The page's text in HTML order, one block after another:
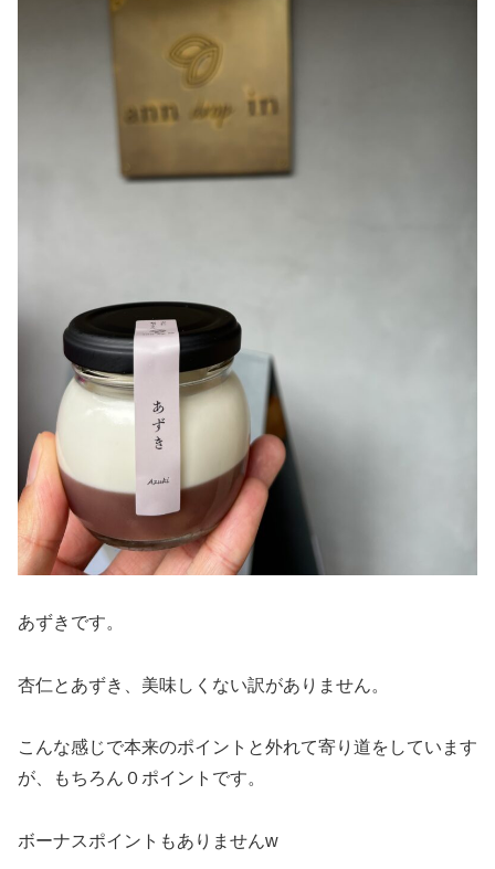
あずきです。
杏仁とあずき、美味しくない訳がありません。
こんな感じで本来のポイントと外れて寄り道をしています
が、もちろん０ポイントです。
ボーナスポイントもありませんw